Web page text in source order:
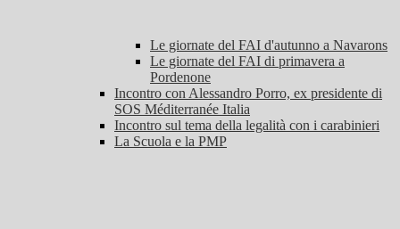
Le giornate del FAI d'autunno a Navarons
Le giornate del FAI di primavera a
Pordenone
Incontro con Alessandro Porro, ex presidente di
SOS Méditerranée Italia
Incontro sul tema della legalità con i carabinieri
La Scuola e la PMP